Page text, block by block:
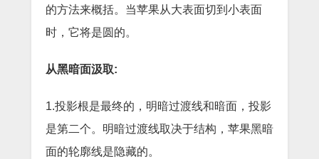
的方法来概括。当苹果从大表面切到小表面
时，它将是圆的。
从黑暗面汲取:
1.投影根是最终的，明暗过渡线和暗面，投影
是第二个。明暗过渡线取决于结构，苹果黑暗
面的轮廓线是隐藏的。